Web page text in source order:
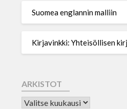
Suomea englannin malliin
Kirjavinkki: Yhteisöllisen
ARKISTOT